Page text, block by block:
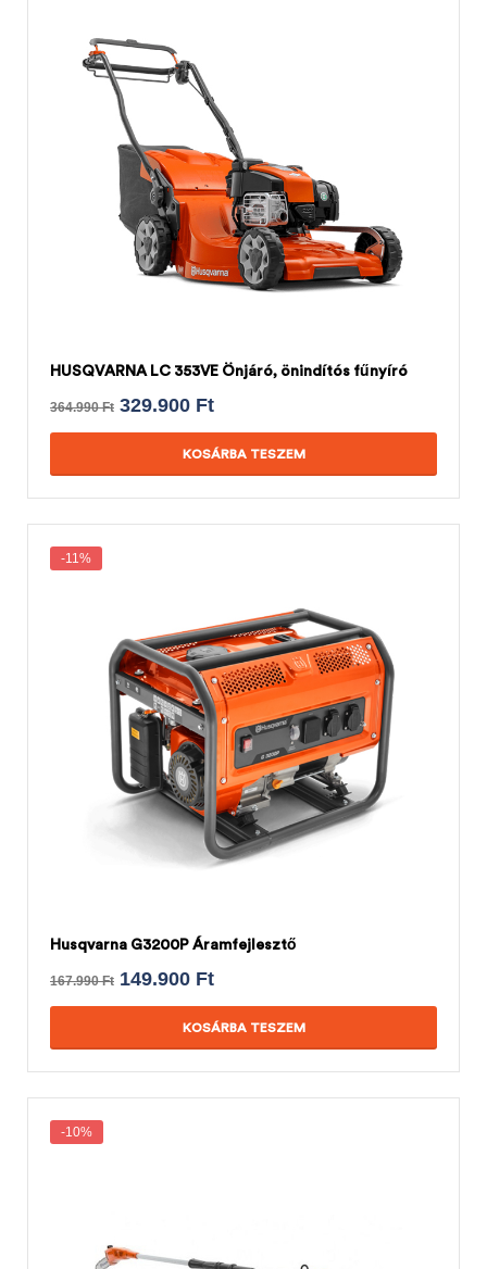
HUSQVARNA LC 353VE Önjáró, önindítós fűnyíró
364.990Ft 329.900 Ft
KOSÁRBA TESZEM
-11%
Husqvarna G3200P Áramfejlesztő
167.990Ft 149.900 Ft
KOSÁRBA TESZEM
-10%